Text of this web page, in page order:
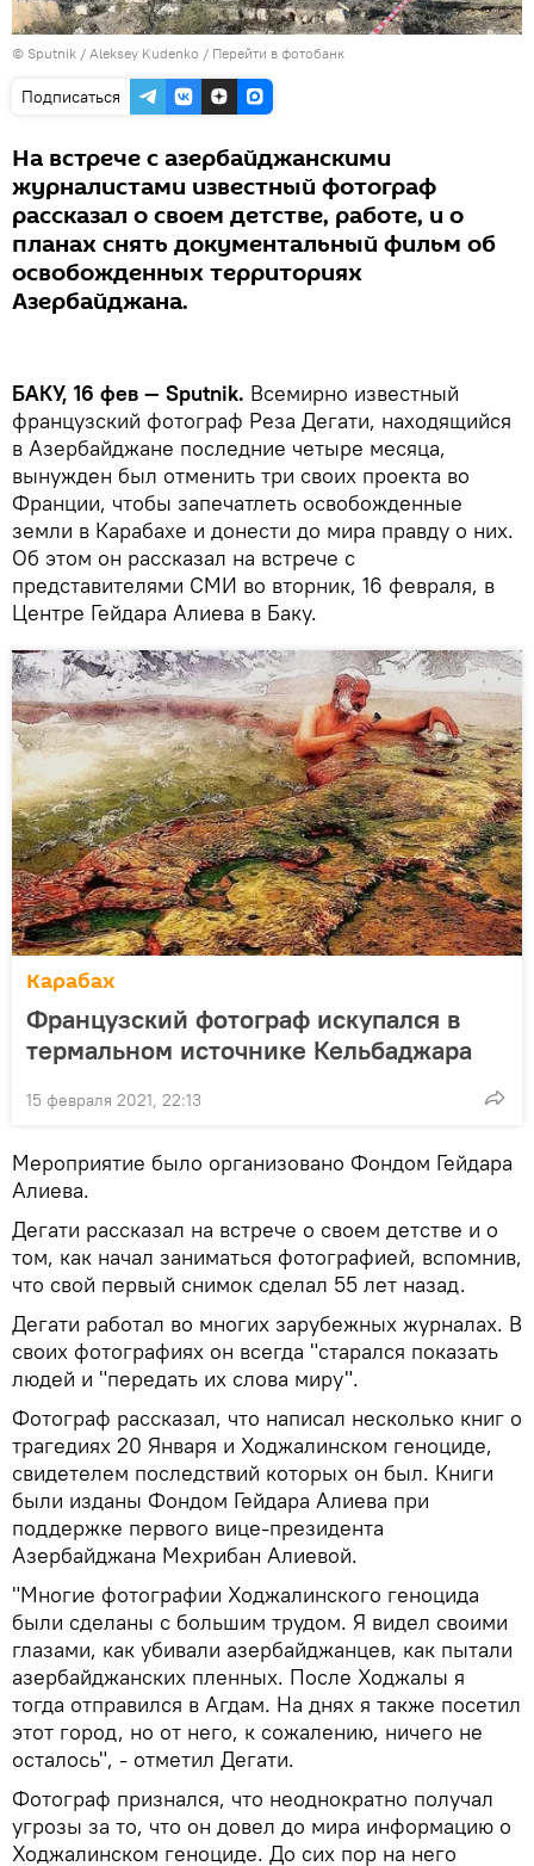
© Sputnik / Aleksey Kudenko / Перейти в фотобанк
Подписаться
На встрече с азербайджанскими
журналистами известный фотограф
рассказал о своем детстве, работе, и о
планах снять документальный фильм об
освобожденных территориях
Азербайджана.
БАКУ, 16 фев — Sputnik. Всемирно известный
французский фотограф Реза Дегати, находящийся
в Азербайджане последние четыре месяца,
вынужден был отменить три своих проекта во
Франции, чтобы запечатлеть освобожденные
земли в Карабахе и донести до мира правду о них.
Об этом он рассказал на встрече с
представителями СМИ во вторник, 16 февраля, в
Центре Гейдара Алиева в Баку.
Карабах
Французский фотограф искупался в
термальном источнике Кельбаджара
15 февраля 2021, 22:13
Мероприятие было организовано Фондом Гейдара
Алиева.
Дегати рассказал на встрече о своем детстве и о
том, как начал заниматься фотографией, вспомнив,
что свой первый снимок сделал 55 лет назад.
Дегати работал во многих зарубежных журналах. В
своих фотографиях он всегда "старался показать
людей и "передать их слова миру".
Фотограф рассказал, что написал несколько книг о
трагедиях 20 Января и Ходжалинском геноциде,
свидетелем последствий которых он был. Книги
были изданы Фондом Гейдара Алиева при
поддержке первого вице-президента
Азербайджана Мехрибан Алиевой.
"Многие фотографии Ходжалинского геноцида
были сделаны с большим трудом. Я видел своими
глазами, как убивали азербайджанцев, как пытали
азербайджанских пленных. После Ходжалы я
тогда отправился в Агдам. На днях я также посетил
этот город, но от него, к сожалению, ничего не
осталось", - отметил Дегати.
Фотограф признался, что неоднократно получал
угрозы за то, что он довел до мира информацию о
Ходжалинском геноциде. До сих пор на него